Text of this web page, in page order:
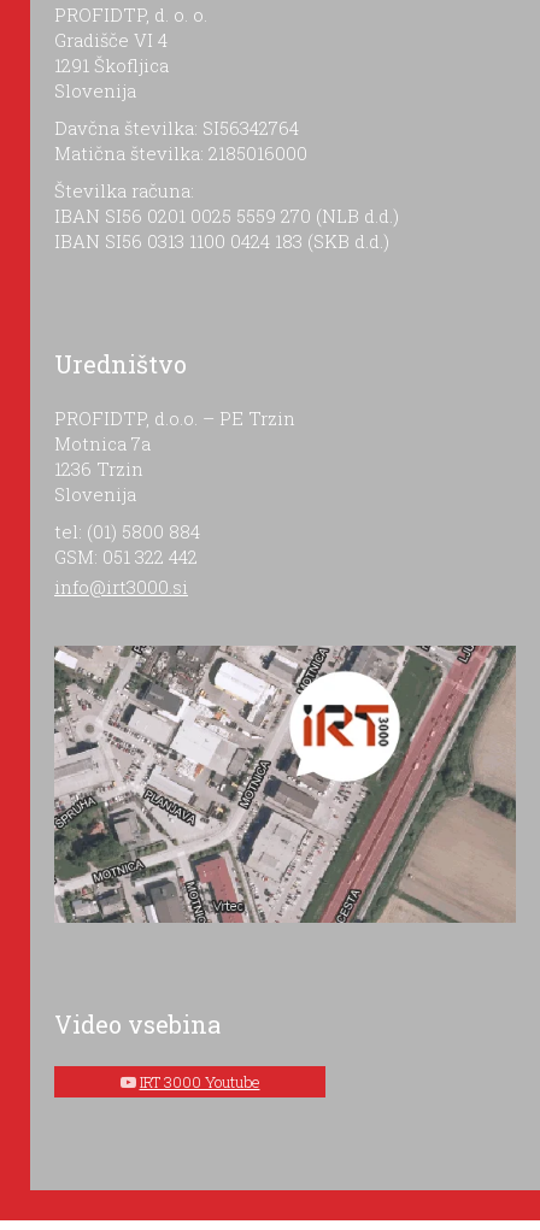
PROFIDTP, d. o. o.
Gradišče VI 4
1291 Škofljica
Slovenija
Davčna številka: SI56342764
Matična številka: 2185016000
Številka računa:
IBAN SI56 0201 0025 5559 270 (NLB d.d.)
IBAN SI56 0313 1100 0424 183 (SKB d.d.)
Uredništvo
PROFIDTP, d.o.o. – PE Trzin
Motnica 7a
1236 Trzin
Slovenija
tel: (01) 5800 884
GSM: 051 322 442
info@irt3000.si
Video vsebina
IRT 3000 Youtube